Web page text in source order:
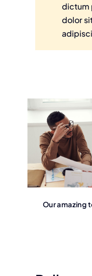
dictum
dolor
Our amazing